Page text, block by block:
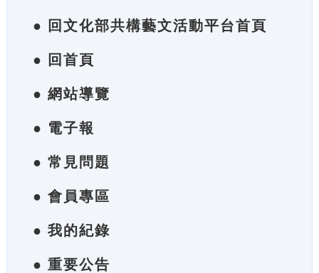
● 回文化部共構藝文活動平台首頁
● 回首頁
● 網站導覽
● 電子報
● 常見問題
● 會員專區
● 我的紀錄
● 重要公告